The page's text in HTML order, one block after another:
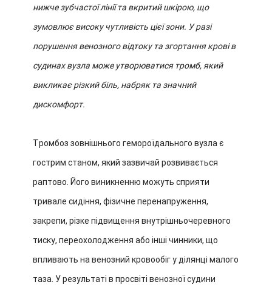
нижче зубчастої лінії та вкритий шкірою, що
зумовлює високу чутливість цієї зони. У разі
порушення венозного відтоку та згортання крові в
судинах вузла може утворюватися тромб, який
викликає різкий біль, набряк та значний
дискомфорт.
Тромбоз зовнішнього гемороїдального вузла є
гострим станом, який зазвичай розвивається
раптово. Його виникненню можуть сприяти
тривале сидіння, фізичне перенапруження,
закрепи, різке підвищення внутрішньочеревного
тиску, переохолодження або інші чинники, що
впливають на венозний кровообіг у ділянці малого
таза. У результаті в просвіті венозної судини